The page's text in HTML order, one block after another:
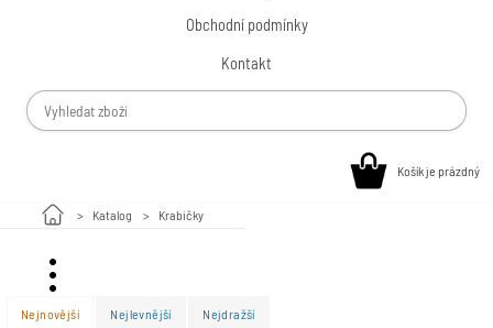
Obchodní podmínky
Kontakt
Košík je prázdný
Katalog Krabičky
Nejnovější Nejlevnější Nejdražší